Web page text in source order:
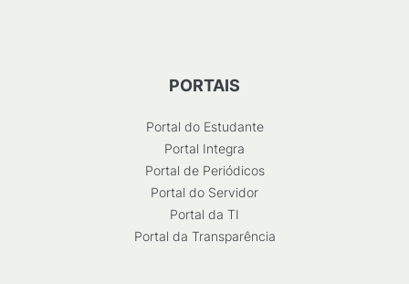
PORTAIS
Portal do Estudante
Portal Integra
Portal de Periódicos
Portal do Servidor
Portal da TI
Portal da Transparência